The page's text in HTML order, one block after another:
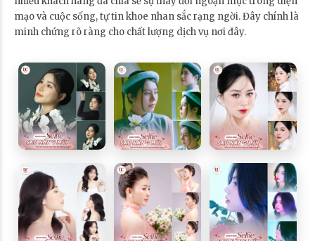
mạo và cuộc sống, tự tin khoe nhan sắc rạng ngời. Đây chính là
minh chứng rõ ràng cho chất lượng dịch vụ nơi đây.